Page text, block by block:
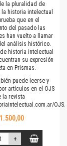
la pluralidad de
historia intelectual
que en el
del pasado las
han vuelto a llamar
análisis histórico.
historia intelectual
su expresión
en Prismas.
puede leerse y
artículos en el OJS
la revista
+